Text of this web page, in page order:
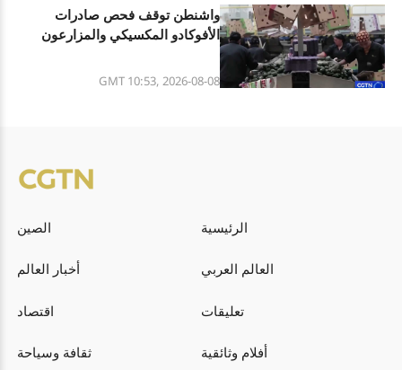
واشنطن توقف فحص صادرات
الأفوكادو المكسيكي والمزارعون
GMT 10:53, 2026-08-08
الصين الرئيسية
أخبار العالم العالم العربي
اقتصاد تعليقات
ثقافة وسياحة أفلام وثائقية